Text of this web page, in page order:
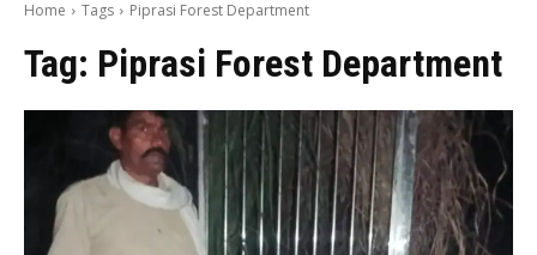
Home Tags Piprasi Forest Department
Tag: Piprasi Forest Department